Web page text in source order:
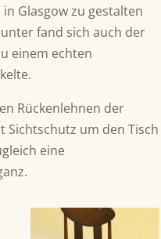
Glasgow zu gestalten
fand sich auch der
einem echten
Rückenlehnen der
Sichtschutz um den Tisch
eine